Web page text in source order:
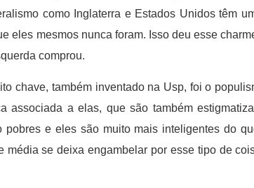
como Inglaterra e Estados Unidos têm
eles mesmos nunca foram. Isso deu esse
comprou.
chave, também inventado na Usp, foi o
associada a elas, que são também
pobres e eles são muito mais inteligentes do
média se deixa engambelar por esse tipo de